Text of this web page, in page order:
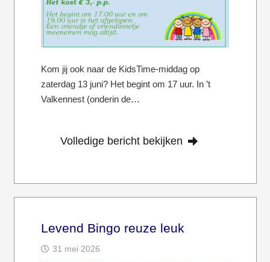
Kom jij ook naar de KidsTime-middag op
zaterdag 13 juni? Het begint om 17 uur. In ’t
Valkennest (onderin de…
Volledige bericht bekijken
Levend Bingo reuze leuk
31 mei 2026